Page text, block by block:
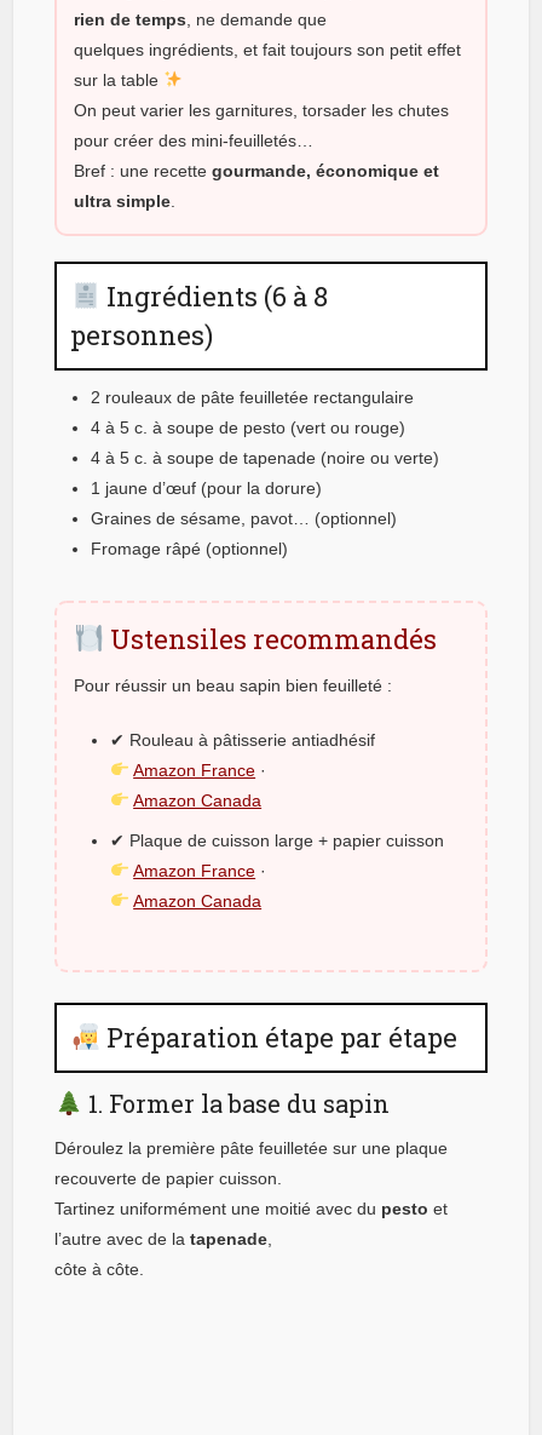
rien de temps , ne demande que
quelques ingrédients, et fait toujours son petit effet
sur la table
On peut varier les garnitures, torsader les chutes
pour créer des mini-feuilletés…
Bref : une recettegourmande, économique et
ultra simple
Ingrédients (6 à 8
personnes)
2 rouleaux de pâte feuilletée rectangulaire
4 à 5 c. à soupe de pesto (vert ou rouge)
4 à 5 c. à soupe de tapenade (noire ou verte)
1 jaune d’œuf (pour la dorure)
Graines de sésame, pavot… (optionnel)
Fromage râpé (optionnel)
Ustensiles recommandés
Pour réussir un beau sapin bien feuilleté :
✔ Rouleau à pâtisserie antiadhésif
Amazon France ·
Amazon Canada
✔ Plaque de cuisson large + papier cuisson
Amazon France ·
Amazon Canada
Préparation étape par étape
1. Former la base du sapin
Déroulez la première pâte feuilletée sur une plaque
recouverte de papier cuisson.
Tartinez uniformément une moitié avec du pesto et
l’autre avec de latapenade
côte à côte.